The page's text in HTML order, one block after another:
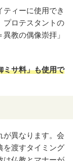
ィーに使用でき
プロテスタントの
教の偶像崇拝」
ミサ料」も使用で
が異なります。会
を渡すタイミング